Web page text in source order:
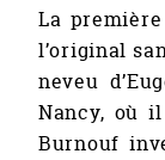
La
l’original
neveu
Nancy, où
Burnouf